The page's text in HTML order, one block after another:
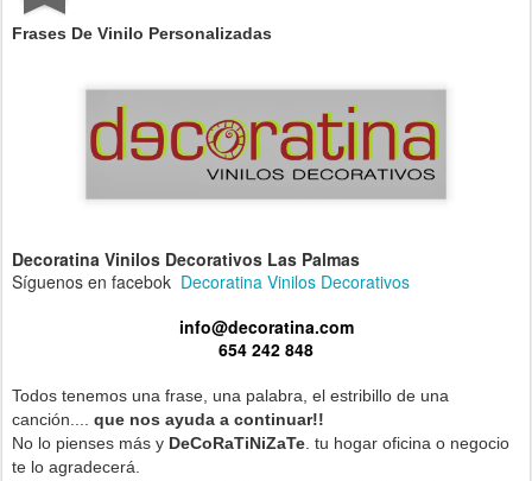
Frases De Vinilo Personalizadas
Decoratina Vinilos Decorativos Las Palmas
Síguenos en facebok Decoratina Vinilos Decorativos
info@decoratina.com
654 242 848
Todos tenemos una frase, una palabra, el estribillo de una
canción.... que nos ayuda a continuar!!
No lo pienses más y DeCoRaTiNiZaTe . tu hogar oficina o negocio
te lo agradecerá.